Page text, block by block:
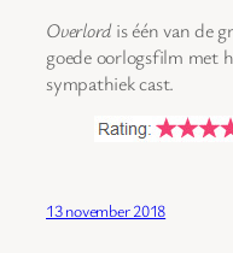
Overlordis één van de
goede oorlogsfilm met
sympathiek cast.
13 november 2018